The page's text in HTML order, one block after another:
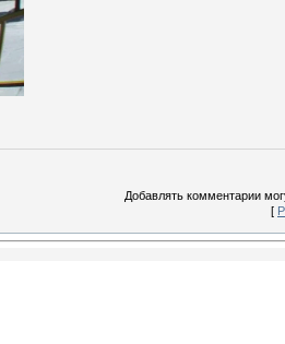
Добавлять комментарии
[